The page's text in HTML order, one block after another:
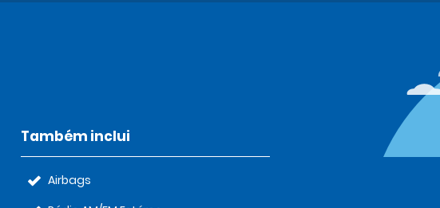
Também inclui
Airbags